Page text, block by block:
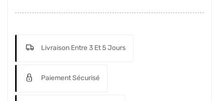
Livraison Entre 3 Et 5 Jours
Paiement Sécurisé